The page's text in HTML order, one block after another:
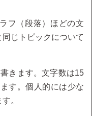
フ（段落）ほどの文
じトピックについて
きます。文字数は15
す。個人的には少な
。